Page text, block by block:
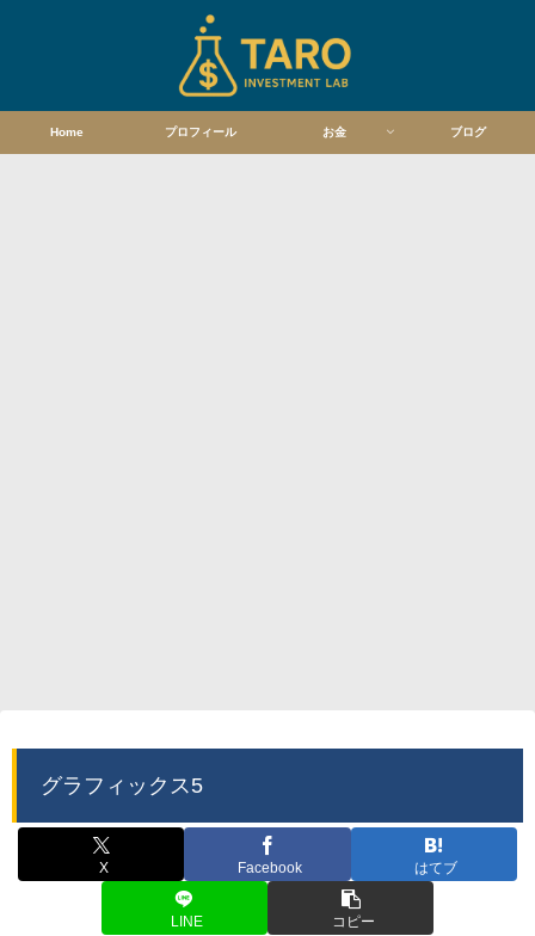
Home プロフィール お金 ブログ
グラフィックス5
X Facebook はてブ
LINE コピー